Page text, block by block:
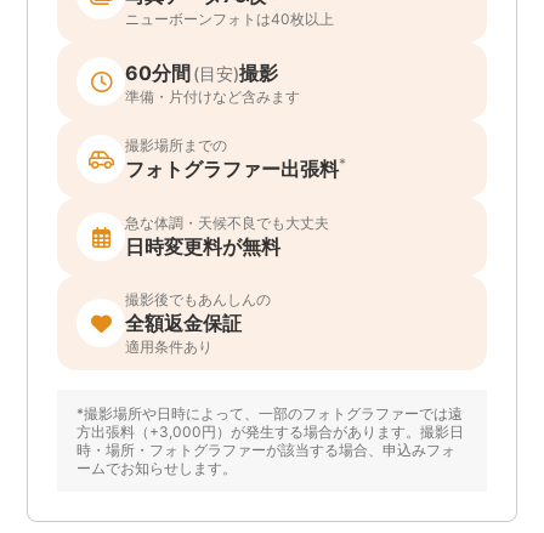
ニューボーンフォトは40枚以上
60分間(目安)撮影
準備・片付けなど含みます
撮影場所までの
フォトグラファー出張料*
急な体調・天候不良でも大丈夫
日時変更料が無料
撮影後でもあんしんの
全額返金保証
適用条件あり
*撮影場所や日時によって、一部のフォトグラファーでは遠
方出張料（+3,000円）が発生する場合があります。撮影日
時・場所・フォトグラファーが該当する場合、申込みフォ
ームでお知らせします。